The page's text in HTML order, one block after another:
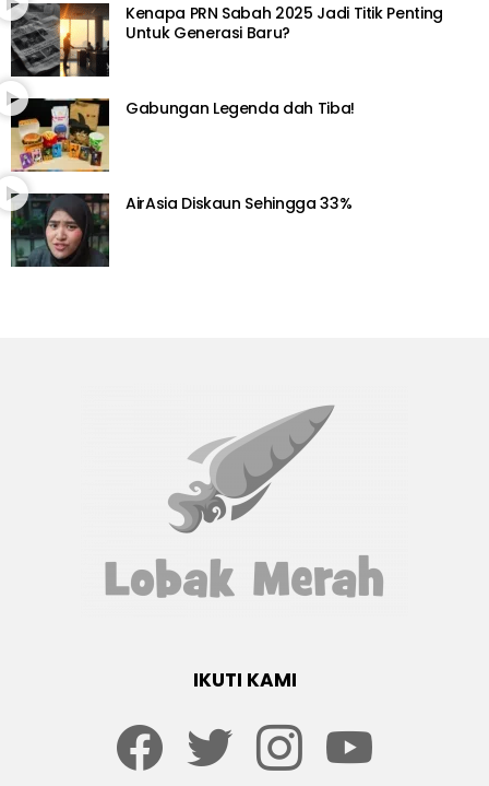
Kenapa PRN Sabah 2025 Jadi Titik Penting
Untuk Generasi Baru?
Gabungan Legenda dah Tiba!
AirAsia Diskaun Sehingga 33%
IKUTI KAMI